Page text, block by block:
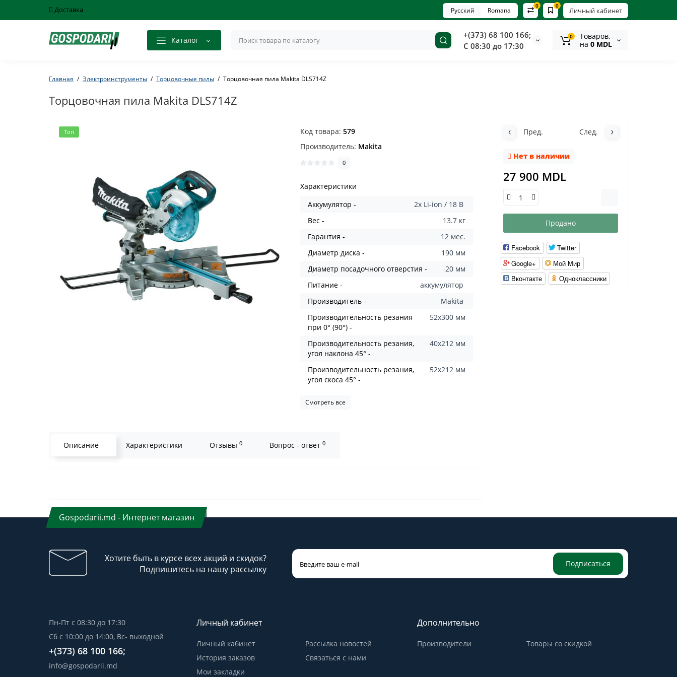
Доставка Личный кабинет
0
0
Русский Romana
Каталог
+(373) 68 100 166;
С 08:30 до 17:30
0
Tоваров,
на 0 MDL
Главная Электроинструменты Торцовочные пилы Торцовочная пила Makita DLS714Z
Торцовочная пила Makita DLS714Z
Топ Код товара:579
Производитель: Makita
0
Характеристики
Аккумулятор -
2x Li-ion / 18 В
Вес -
13.7 кг
Гарантия -
12 мес.
Диаметр диска -
190 мм
Диаметр посадочного отверстия -
20 мм
Питание -
аккумулятор
Производитель -
Makita
Производительность резания
при 0° (90°) -
52x300 мм
Производительность резания,
угол наклона 45° -
40x212 мм
Производительность резания,
угол скоса 45° -
52x212 мм
Смотреть все
Пред. След.
Нет в наличии
27 900 MDL
Продано
Facebook
Twitter
Google+
Мой Мир
Вконтакте
Одноклассники
Описание Характеристики Отзывы 0 Вопрос - ответ 0
Gospodarii.md - Интернет магазин
Хотите быть в курсе всех акций и скидок?
Подпишитесь на нашу рассылку
Подписаться
Пн-Пт с 08:30 до 17:30
Сб с 10:00 до 14:00, Вс- выходной
+(373) 68 100 166;
info@gospodarii.md
Личный кабинет
Личный кабинет
История заказов
Мои закладки
Рассылка новостей
Связаться с нами
Дополнительно
Производители Товары со скидкой